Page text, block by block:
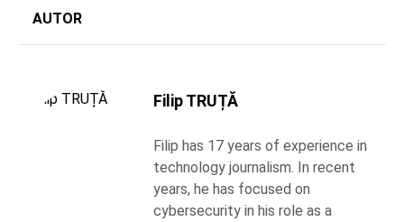
AUTOR
Filip TRUȚĂ
Filip has 17 years of experience in
technology journalism. In recent
years, he has focused on
cybersecurity in his role as a